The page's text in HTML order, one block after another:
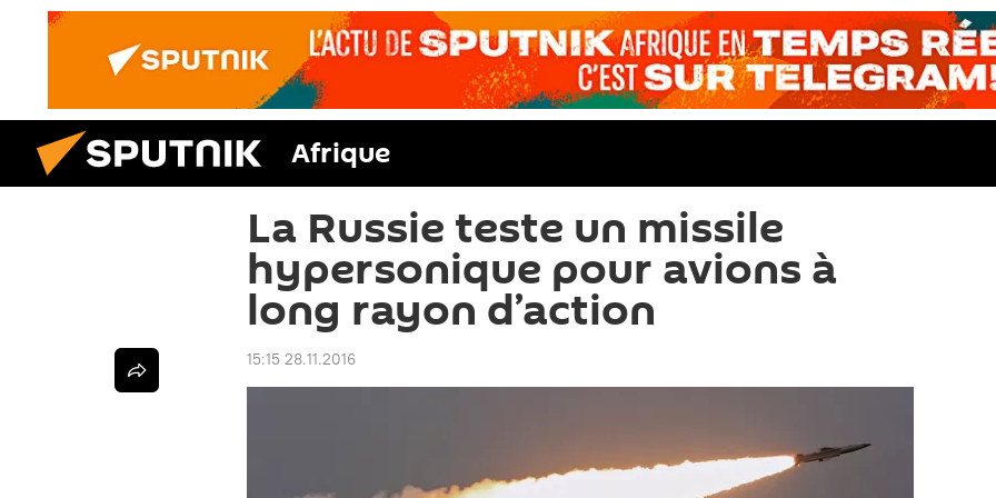
Afrique
La Russie teste un missile
hypersonique pour avions à
long rayon d’action
15:15 28.11.2016